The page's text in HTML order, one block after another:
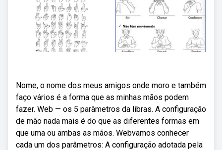
Nome, o nome dos meus amigos onde moro e também
faço vários é a forma que as minhas mãos podem
fazer. Web — os 5 parâmetros da libras. A configuração
de mão nada mais é do que as diferentes formas em
que uma ou ambas as mãos. Webvamos conhecer
cada um dos parâmetros: A configuração adotada pela